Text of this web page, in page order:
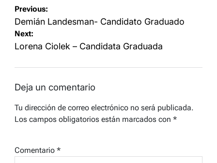
Navegación
de
entradas
Previous:
Demián Landesman- Candidato Graduado
Next:
Lorena Ciolek – Candidata Graduada
Deja un comentario
Tu dirección de correo electrónico no será publicada.
Los campos obligatorios están marcados con *
Comentario *